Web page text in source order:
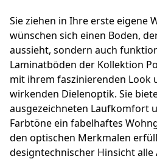
Sie ziehen in Ihre erste eigene
wünschen sich einen Boden,
aussieht, sondern auch
Laminatböden der Kollektion
mit ihrem faszinierenden Look
wirkenden Dielenoptik. Sie
ausgezeichneten Laufkomfort
Farbtöne ein fabelhaftes
den optischen Merkmalen
designtechnischer Hinsicht alle